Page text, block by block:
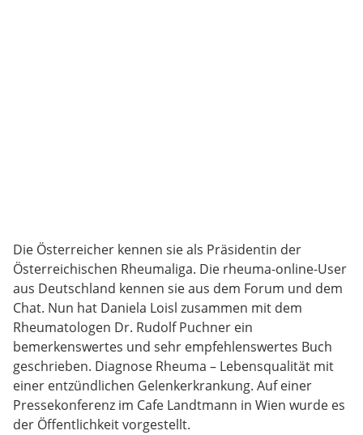
Die Österreicher kennen sie als Präsidentin der
Österreichischen Rheumaliga. Die rheuma-online-User
aus Deutschland kennen sie aus dem Forum und dem
Chat. Nun hat Daniela Loisl zusammen mit dem
Rheumatologen Dr. Rudolf Puchner ein
bemerkenswertes und sehr empfehlenswertes Buch
geschrieben. Diagnose Rheuma – Lebensqualität mit
einer entzündlichen Gelenkerkrankung. Auf einer
Pressekonferenz im Cafe Landtmann in Wien wurde es
der Öffentlichkeit vorgestellt.